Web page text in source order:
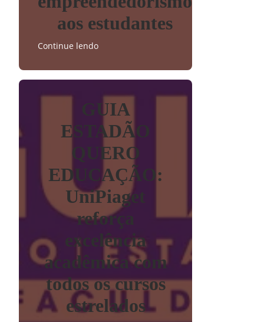
aos estudantes
Continue lendo
GUIA
ESTADÃO
QUERO
EDUCAÇÃO:
UniPiaget
reforça
excelência
acadêmica com
todos os cursos
estrelados